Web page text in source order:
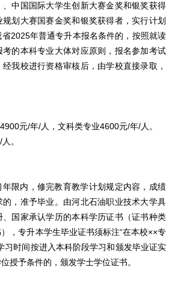
中国国际大学生创新大赛金奖和银奖获得
划大赛国赛金奖和银奖获得者，实行计划
2025年普通专升本报名条件的，按照就读
的本科专业大体对应原则，报名参加考试
我校进行资格审核后，由学校直接录取，
元/年/人，文科类专业4600元/年/人。
。
限内，修完教育教学计划规定内容，成绩
，准予毕业。由河北石油职业技术大学具
国家承认学历的本科学历证书（证书种类
，专升本学生毕业证书须标注“在本校××专
习时间按进入本科阶段学习和颁发毕业证实
授予条件的，颁发学士学位证书。